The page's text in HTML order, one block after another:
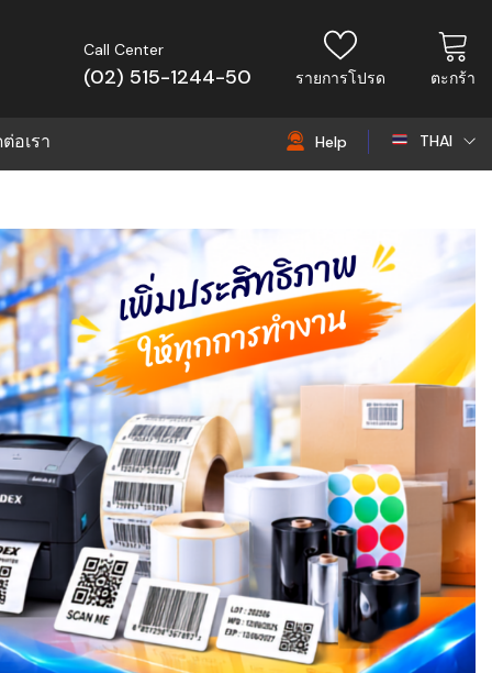
Call Center
(02) 515-1244-50 รายการโปรด ตะกร้า
อเรา Help THAI
EN